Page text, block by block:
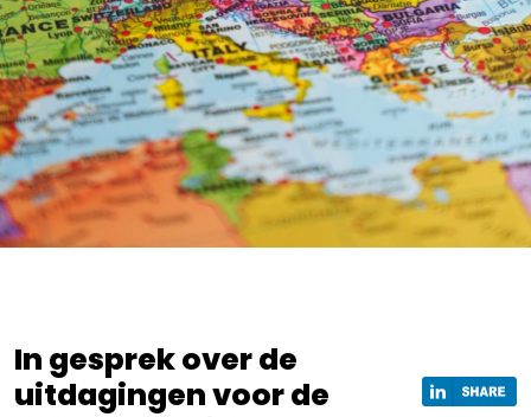
In gesprek over de
uitdagingen voor de